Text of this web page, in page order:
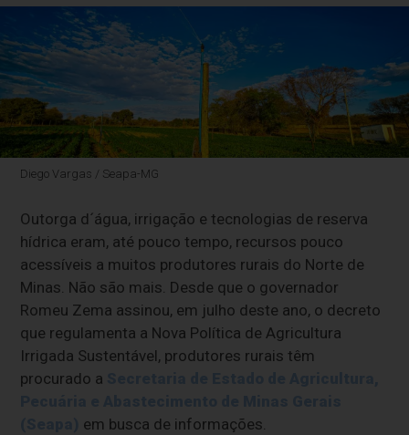
Diego Vargas / Seapa-MG
Outorga d´água, irrigação e tecnologias de reserva
hídrica eram, até pouco tempo, recursos pouco
acessíveis a muitos produtores rurais do Norte de
Minas. Não são mais. Desde que o governador
Romeu Zema assinou, em julho deste ano, o decreto
que regulamenta a Nova Política de Agricultura
Irrigada Sustentável, produtores rurais têm
procurado a
em busca de informações.